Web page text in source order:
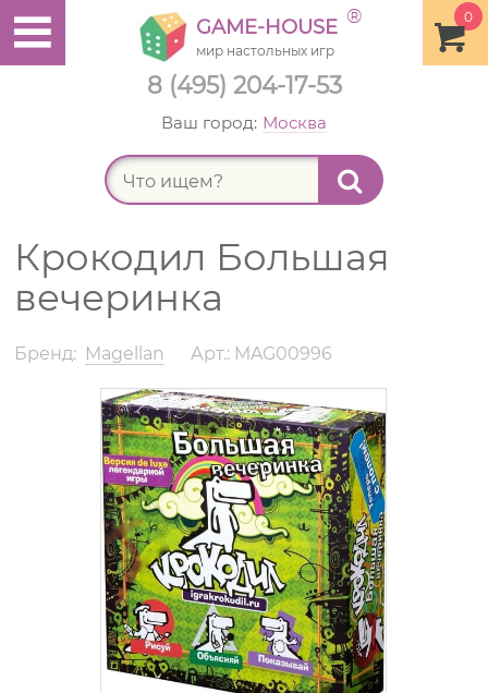
8 (495) 204-17-53
0
GAME-HOUSE ®
мир настольных игр
Ваш город: Москва
Крокодил Большая
вечеринка
Бренд: Magellan Арт.: MAG00996